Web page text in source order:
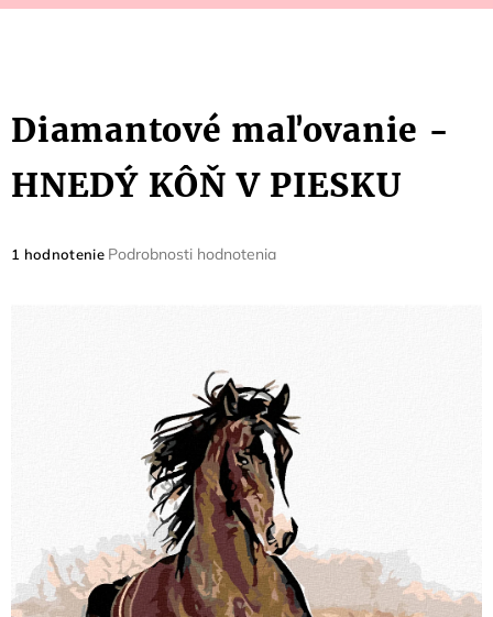
Diamantové maľovanie -
HNEDÝ KÔŇ V PIESKU
Priemerné
1 hodnotenie Podrobnosti hodnotenia